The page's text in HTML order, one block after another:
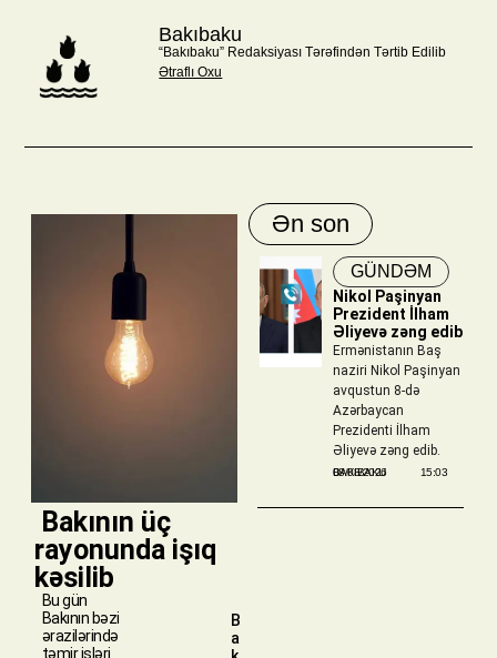
Bakıbaku
“Bakıbaku” Redaksiyası Tərəfindən Tərtib Edilib
Ətraflı Oxu
​ Bakının üç
rayonunda işıq
kəsilib
Bu gün
Bakının bəzi
ərazilərində
təmir işləri
B
a
Ən son
GÜNDƏM
Nikol Paşinyan
Prezident İlham
Əliyevə zəng edib
Ermənistanın Baş
naziri Nikol Paşinyan
avqustun 8-də
Azərbaycan
Prezidenti İlham
Əliyevə zəng edib.
BAKIBAKU
08/08/2026 15:03